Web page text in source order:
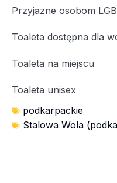
Przyjazne osobom
Toaleta dostępna dla
Toaleta na miejscu
Toaleta unisex
podkarpackie
Stalowa Wola